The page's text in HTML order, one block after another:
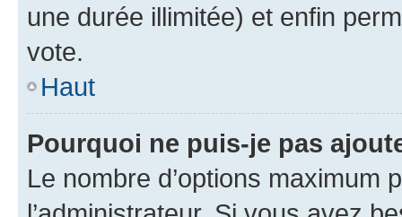
une durée illimitée) et enfin
vote.
Haut
Pourquoi ne puis-je pas
Le nombre d’options maximum